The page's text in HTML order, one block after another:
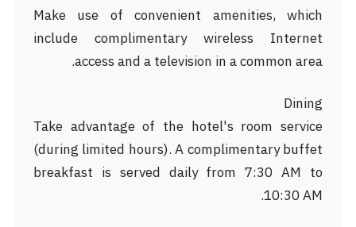
Make use of convenient amenities, which
include complimentary wireless Internet
access and a television in a common area.
Dining
Take advantage of the hotel's room service
(during limited hours). A complimentary buffet
breakfast is served daily from 7:30 AM to
10:30 AM.